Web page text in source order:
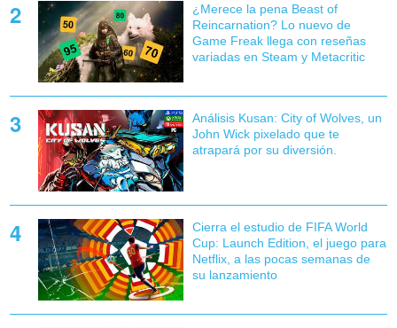
¿Merece la pena Beast of
Reincarnation? Lo nuevo de
Game Freak llega con reseñas
variadas en Steam y Metacritic
Análisis Kusan: City of Wolves, un
John Wick pixelado que te
atrapará por su diversión.
Cierra el estudio de FIFA World
Cup: Launch Edition, el juego para
Netflix, a las pocas semanas de
su lanzamiento